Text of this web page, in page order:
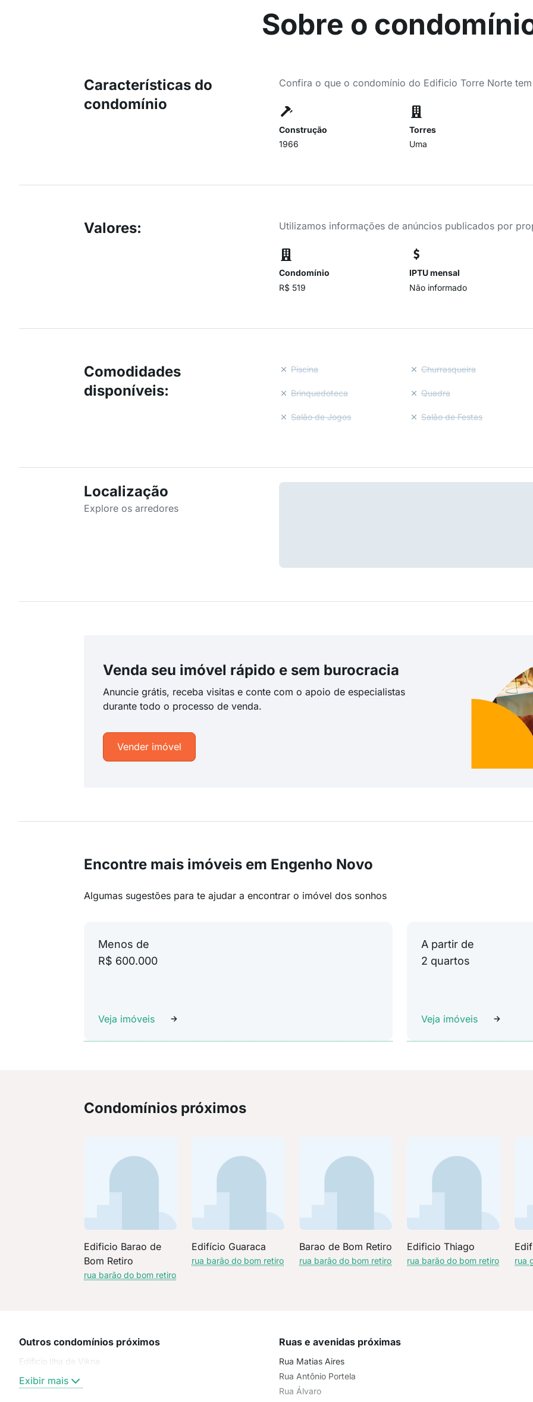
Sobre o
Características do
condomínio
Confira o que o condomínio do Edificio Torre Norte
Construção
1966
Torres
Uma
Valores: Utilizamos informações de anúncios publicados por
Condomínio
R$ 519
IPTU mensal
Não informado
Comodidades
disponíveis:
Piscina Churrasqueira
Brinquedoteca Quadra
Salão de Jogos Salão de Festas
Localização
Explore os arredores
Venda seu imóvel rápido e sem burocracia
Anuncie grátis, receba visitas e conte com o apoio de especialistas
durante todo o processo de venda.
Vender imóvel
Encontre mais imóveis em Engenho Novo
Algumas sugestões para te ajudar a encontrar o imóvel dos sonhos
Menos de
R$ 600.000
Veja imóveis
A partir de
2 quartos
Veja imóveis
Condomínios próximos
Edificio Barao de
Bom Retiro
rua barão do bom retiro
Edifício Guaraca
rua barão do bom retiro
Barao de Bom Retiro
rua barão do bom retiro
Edificio Thiago
rua barão do bom retiro rua
Outros condomínios próximos
Edificio Ilha de Vikna
Exibir mais
Ruas e avenidas próximas
Rua Matias Aires
Rua Antônio Portela
Rua Álvaro